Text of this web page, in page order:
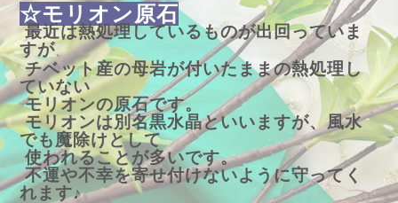
☆モリオン原石
最近は熱処理しているものが出回っていま
すが 、
チベット産の母岩が付いたままの熱処理し
ていない
モリオンの原石です。
モリオンは別名黒水晶といいますが、風水
でも魔除けとして
使われることが多いです。
不運や不幸を寄せ付けないように守ってく
れます♪